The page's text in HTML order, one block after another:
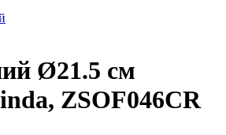
Ø21.5 см
ZSOF046CR